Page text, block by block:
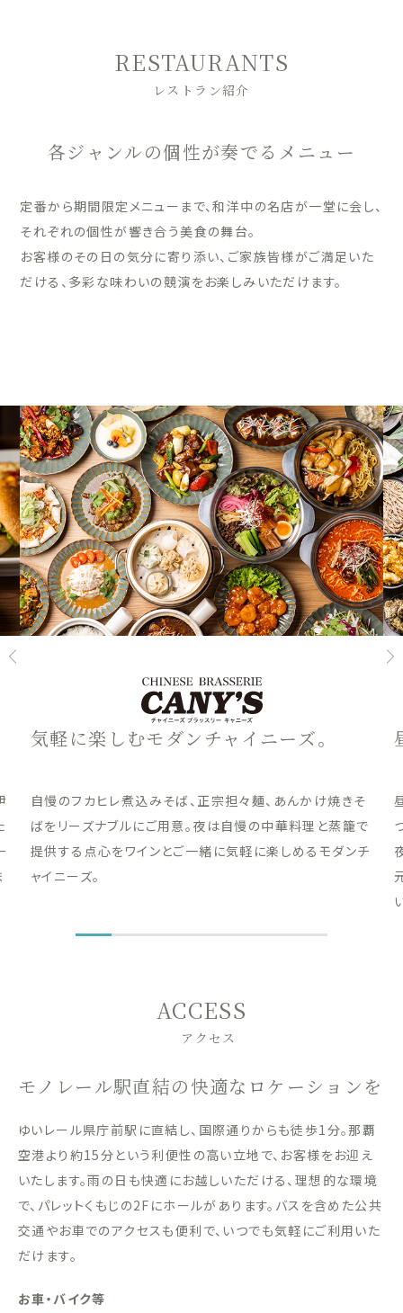
RESTAURANTS
レストラン紹介
各ジャンルの個性が奏でるメニュー
定番から期間限定メニューまで、和洋中の名店が一堂に会し、
それぞれの個性が響き合う美食の舞台。
お客様のその日の気分に寄り添い、ご家族皆様がご満足いた
だける、多彩な味わいの競演をお楽しみいただけます。
気軽に楽しむモダンチャイニーズ。
自慢のフカヒレ煮込みそば、正宗担々麺、あんかけ焼きそ
ばをリーズナブルにご用意。夜は自慢の中華料理と蒸籠で
提供する点心をワインとご一緒に気軽に楽しめるモダンチ
ャイニーズ。
ACCESS
アクセス
モノレール駅直結の快適なロケーションを
ゆいレール県庁前駅に直結し、国際通りからも徒歩1分。那覇
空港より約15分という利便性の高い立地で、お客様をお迎え
いたします。雨の日も快適にお越しいただける、理想的な環境
で、パレットくもじの2Fにホールがあります。バスを含めた公共
交通やお車でのアクセスも便利で、いつでも気軽にご利用いた
だけます。
お車・バイク等